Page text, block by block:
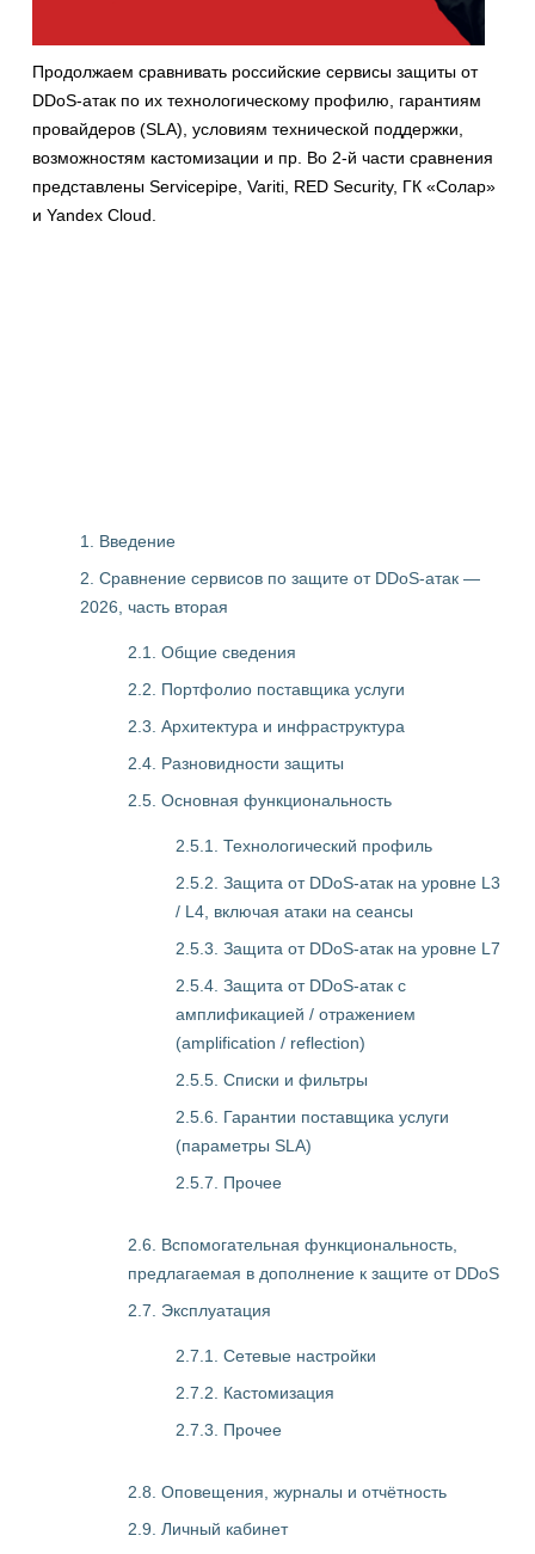
Продолжаем сравнивать российские сервисы защиты от
DDoS-атак по их технологическому профилю, гарантиям
провайдеров (SLA), условиям технической поддержки,
возможностям кастомизации и пр. Во 2-й части сравнения
представлены Servicepipe, Variti, RED Security, ГК «Солар»
и Yandex Cloud.
1. Введение
2. Сравнение сервисов по защите от DDoS-атак —
2026, часть вторая
2.1. Общие сведения
2.2. Портфолио поставщика услуги
2.3. Архитектура и инфраструктура
2.4. Разновидности защиты
2.5. Основная функциональность
2.5.1. Технологический профиль
2.5.2. Защита от DDoS-атак на уровне L3
/ L4, включая атаки на сеансы
2.5.3. Защита от DDoS-атак на уровне L7
2.5.4. Защита от DDoS-атак с
амплификацией / отражением
(amplification / reflection)
2.5.5. Списки и фильтры
2.5.6. Гарантии поставщика услуги
(параметры SLA)
2.5.7. Прочее
2.6. Вспомогательная функциональность,
предлагаемая в дополнение к защите от DDoS
2.7. Эксплуатация
2.7.1. Сетевые настройки
2.7.2. Кастомизация
2.7.3. Прочее
2.8. Оповещения, журналы и отчётность
2.9. Личный кабинет